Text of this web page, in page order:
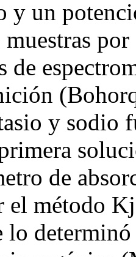
y un
de
y sodio
de
el método
lo